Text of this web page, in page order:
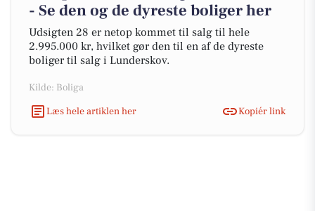
- Se den og de dyreste boliger her
Udsigten 28 er netop kommet til salg til hele
2.995.000 kr, hvilket gør den til en af de dyreste
boliger til salg i Lunderskov.
Kilde: Boliga
Læs hele artiklen her
Kopiér link